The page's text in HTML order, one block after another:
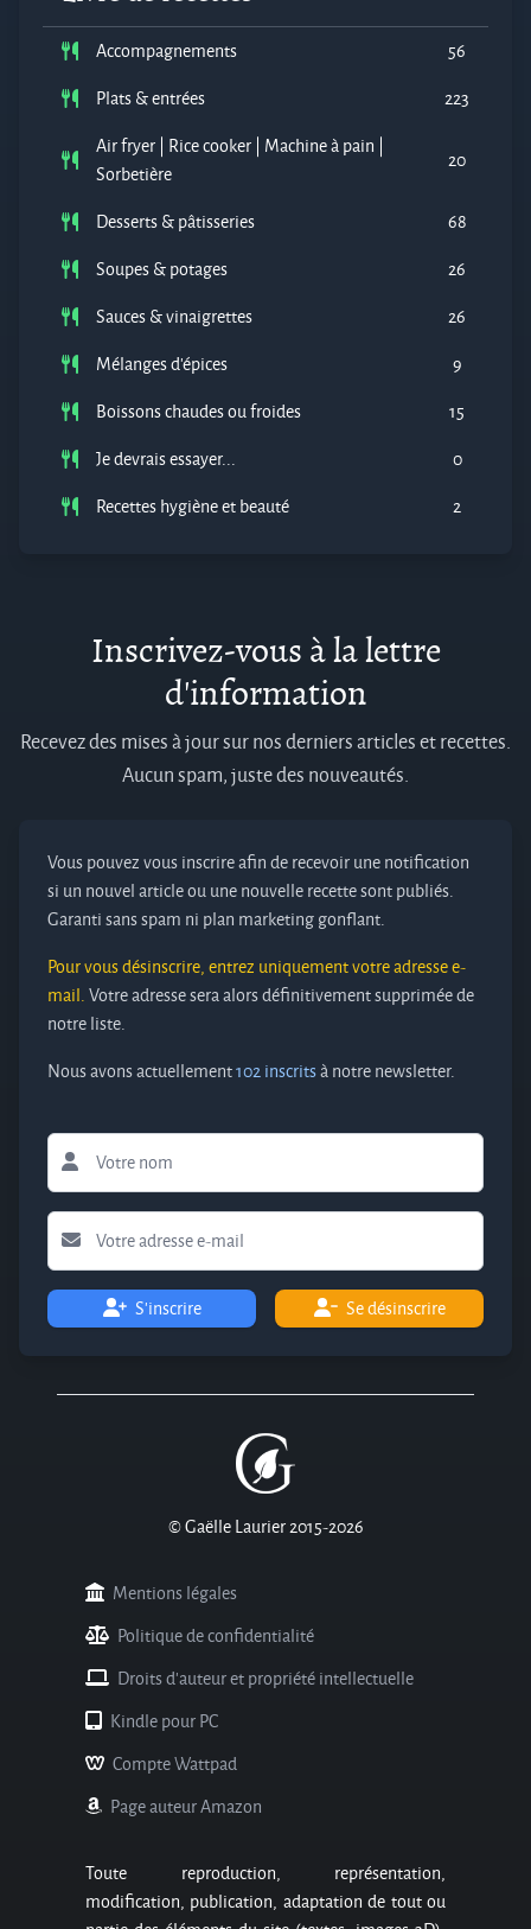
Accompagnements
56
Plats & entrées
223
Air fryer | Rice cooker | Machine à pain |
Sorbetière
20
Desserts & pâtisseries
68
Soupes & potages
26
Sauces & vinaigrettes
26
Mélanges d'épices
9
Boissons chaudes ou froides
15
Je devrais essayer...
0
Recettes hygiène et beauté
2
Inscrivez-vous à la lettre
d'information
Recevez des mises à jour sur nos derniers articles et recettes.
Aucun spam, juste des nouveautés.
Vous pouvez vous inscrire afin de recevoir une notification
si un nouvel article ou une nouvelle recette sont publiés.
Garanti sans spam ni plan marketing gonflant.
Pour vous désinscrire, entrez uniquement votre adresse e-
mail.Votre adresse sera alors définitivement supprimée de
notre liste.
Nous avons actuellement102 inscritsà notre newsletter.
S'inscrire Se désinscrire
© Gaëlle Laurier 2015-2026
Mentions légales
Politique de confidentialité
Droits d'auteur et propriété intellectuelle
Kindle pour PC
Compte Wattpad
Page auteur Amazon
Toute reproduction, représentation,
modification, publication, adaptation de tout ou